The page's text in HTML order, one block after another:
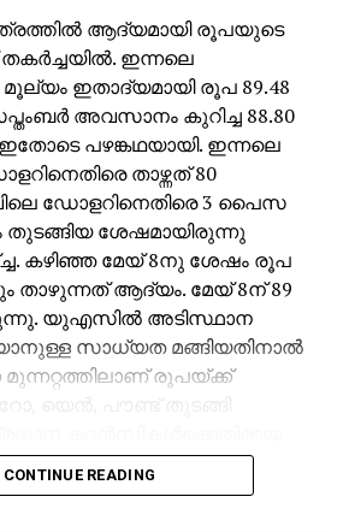
ആദ്യമായി രൂപയുടെ
ഇന്നലെ
മൂല്യം ഇതാദ്യമായി രൂപ 89.48
അവസാനം കുറിച്ച 88.80
പഴങ്കഥയായി. ഇന്നലെ
താഴ്ന്നത് 80
ഡോളറിനെതിരെ 3 പൈസ
തുടങ്ങിയ ശേഷമായിരുന്നു
കഴിഞ്ഞ മേയ് 8നു ശേഷം രൂപ
താഴുന്നത് ആദ്യം. മേയ് 8ന് 89
യുഎസില്‍ അടിസ്ഥാന
സാധ്യത മങ്ങിയതിനാല്‍
രൂപയ്ക്ക്
ഏതാനും ദിവസങ്ങള്‍ക്ക്
ഇപ്പോള്‍ 100ന്
CONTINUE READING